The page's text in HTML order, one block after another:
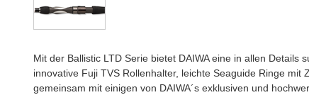
Mit der Ballistic LTD Serie bietet DAIWA eine in allen
innovative Fuji TVS Rollenhalter, leichte Seaguide Ringe mit
gemeinsam mit einigen von DAIWA´s exklusiven und